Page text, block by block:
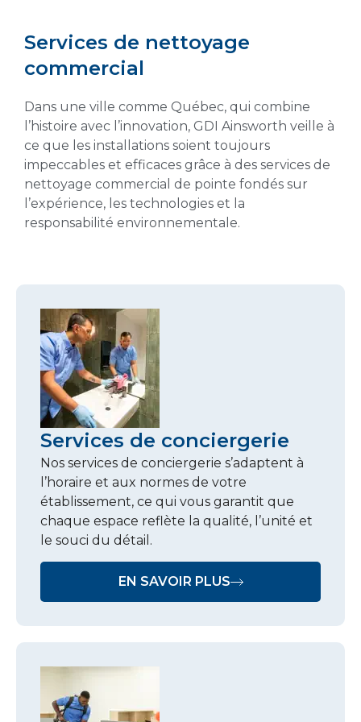
Services de nettoyage
commercial
Dans une ville comme Québec, qui combine
l’histoire avec l’innovation, GDI Ainsworth veille à
ce que les installations soient toujours
impeccables et efficaces grâce à des services de
nettoyage commercial de pointe fondés sur
l’expérience, les technologies et la
responsabilité environnementale.
Services de conciergerie
Nos services de conciergerie s’adaptent à
l’horaire et aux normes de votre
établissement, ce qui vous garantit que
chaque espace reflète la qualité, l’unité et
le souci du détail.
EN SAVOIR PLUS